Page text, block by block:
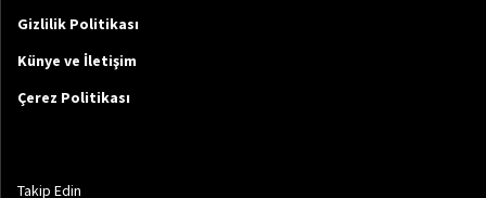
Gizlilik Politikası
Künye ve İletişim
Çerez Politikası
Takip Edin